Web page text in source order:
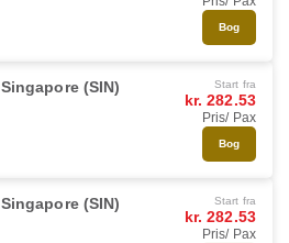
Bog
Singapore (SIN) Start fra
kr. 282.53
Pris/ Pax
Bog
Singapore (SIN) Start fra
kr. 282.53
Pris/ Pax